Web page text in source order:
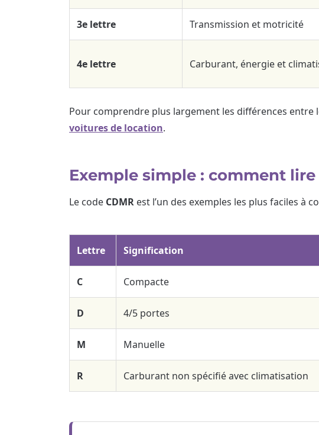
3e lettre Transmission et motricité
4e lettre Carburant, énergie et
Pour comprendre plus largement les différences entre
voitures de location.
Exemple simple : comment lire
Le code CDMR est l’un des exemples les plus faciles
Lettre Signification
C Compacte
D 4/5 portes
M Manuelle
R Carburant non spécifié avec climatisation